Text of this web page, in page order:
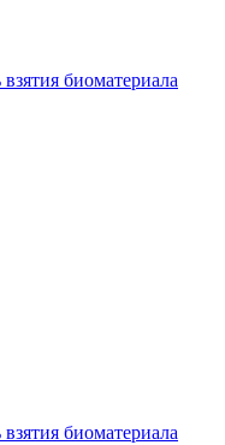
биоматериала
биоматериала